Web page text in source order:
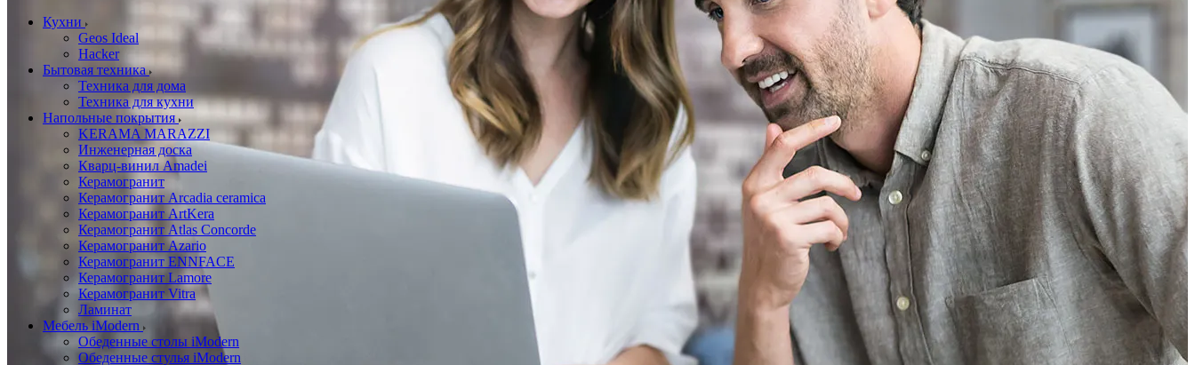
Кухни
Geos Ideal
Hacker
Бытовая техника
Техника для дома
Техника для кухни
Напольные покрытия
KERAMA MARAZZI
Инженерная доска
Кварц-винил Amadei
Керамогранит
Керамогранит Arcadia ceramica
Керамогранит ArtKera
Керамогранит Atlas Concorde
Керамогранит Azario
Керамогранит ENNFACE
Керамогранит Lamore
Керамогранит Vitra
Ламинат
Мебель iModern
Обеденные столы iModern
Обеденные стулья iModern